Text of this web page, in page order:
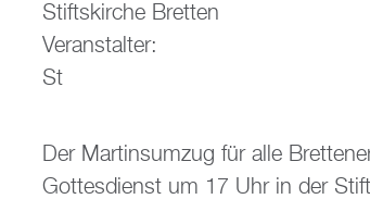
Stiftskirche Bretten
Veranstalter:
St
Der Martinsumzug für alle
Gottesdienst um 17 Uhr in der